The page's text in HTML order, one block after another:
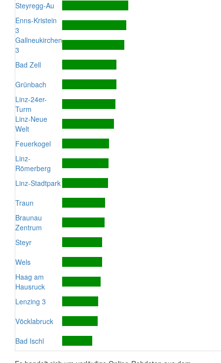
Steyregg-Au
Enns-Kristein
3
Gallneukirchen
3
Bad Zell
Grünbach
Linz-24er-
Turm
Linz-Neue
Welt
Feuerkogel
Linz-
Römerberg
Linz-Stadtpark
Traun
Braunau
Zentrum
Steyr
Wels
Haag am
Hausruck
Lenzing 3
Vöcklabruck
Bad Ischl